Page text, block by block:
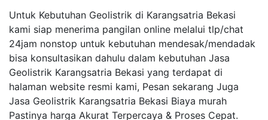
Untuk Kebutuhan Geolistrik di Karangsatria Bekasi
kami siap menerima pangilan online melalui tlp/chat
24jam nonstop untuk kebutuhan mendesak/mendadak
bisa konsultasikan dahulu dalam kebutuhan Jasa
Geolistrik Karangsatria Bekasi yang terdapat di
halaman website resmi kami, Pesan sekarang Juga
Jasa Geolistrik Karangsatria Bekasi Biaya murah
Pastinya harga Akurat Terpercaya & Proses Cepat.